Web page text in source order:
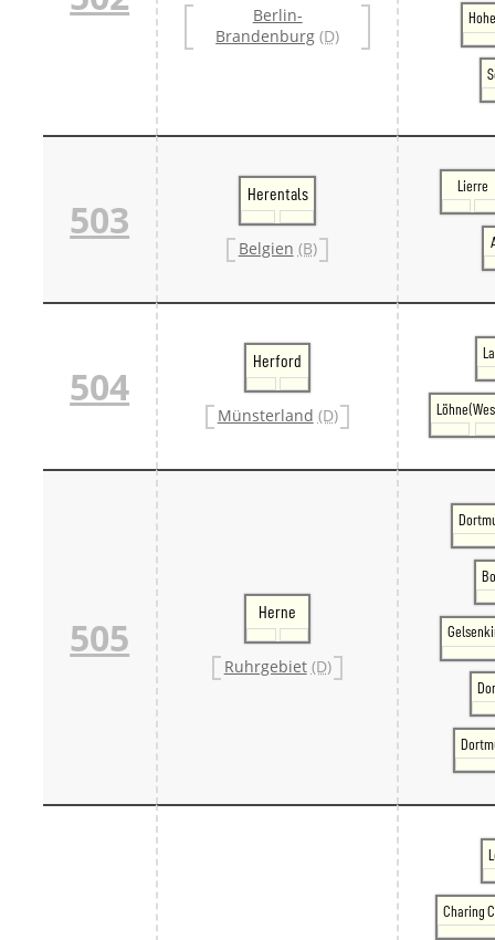
Weitere
Polen
Berlin-
Brandenburg (D)
503
Herentals
Belgien (B)
Lierre
504
Herford
Münsterland (D)
505
Herne
Ruhrgebiet (D)
Charing